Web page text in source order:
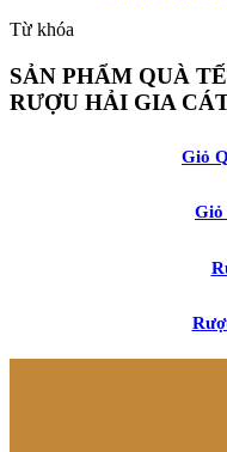
Từ khóa
SẢN PHẨM QUÀ
RƯỢU HẢI GIA
Giỏ
Giỏ